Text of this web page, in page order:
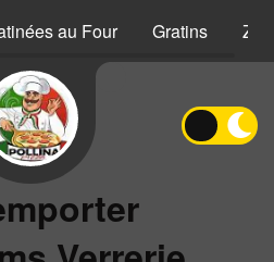
au Four Gratins